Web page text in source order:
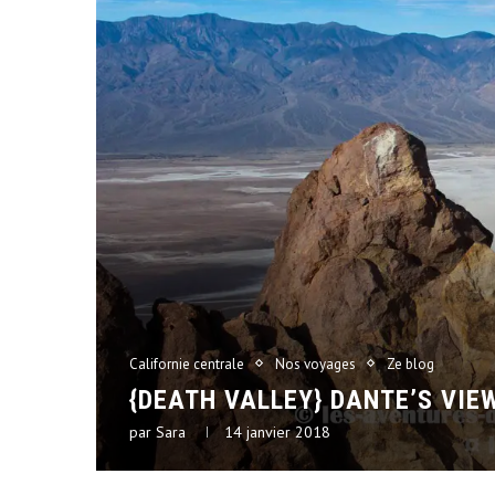
Californie centrale Nos voyages Ze blog
{DEATH VALLEY} DANTE’S
par Sara 14 janvier 2018